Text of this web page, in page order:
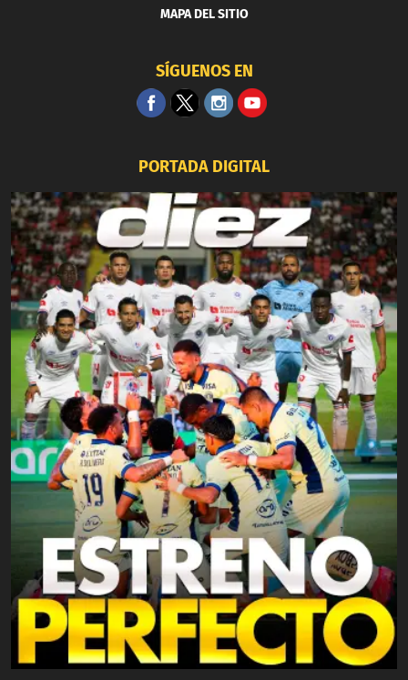
MAPA DEL SITIO
SÍGUENOS EN
PORTADA DIGITAL